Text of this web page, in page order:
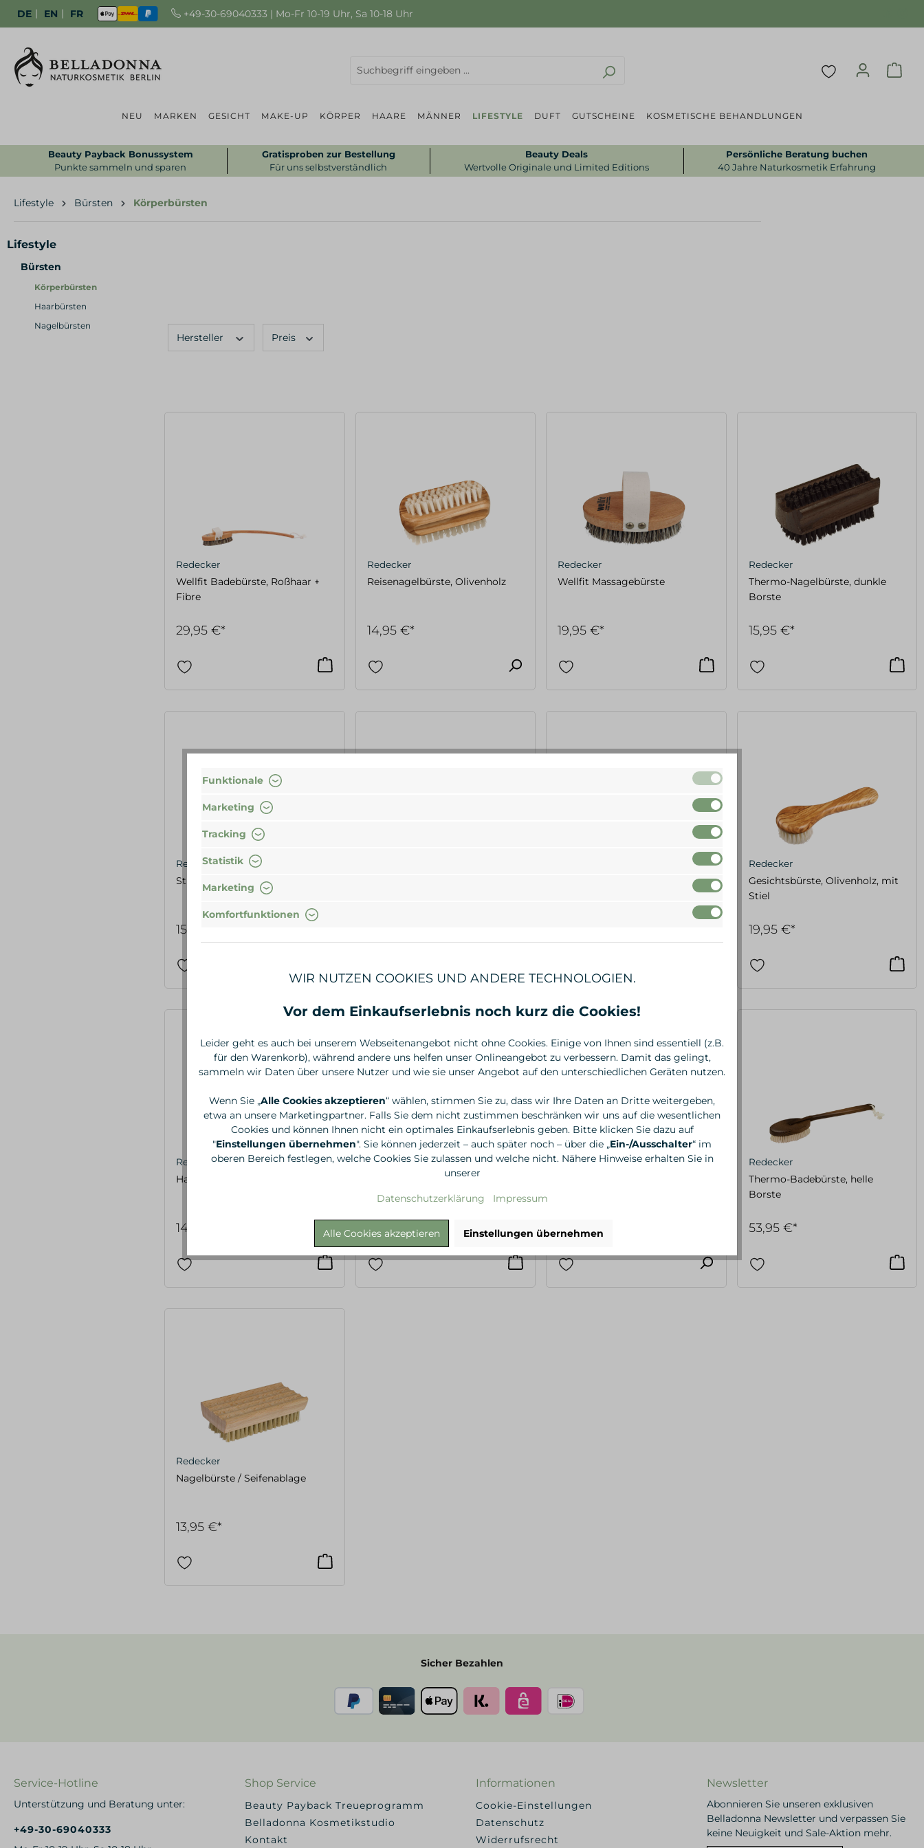
DE | EN | FR +49-30-69040333 | Mo-Fr 10-19 Uhr, Sa 10-18 Uhr
NEU MARKEN GESICHT MAKE-UP KÖRPER HAARE MÄNNER LIFESTYLE DUFT GUTSCHEINE KOSMETISCHE BEHANDLUNGEN
Beauty Payback Bonussystem
Punkte sammeln und sparen
Gratisproben zur Bestellung
Für uns selbstverständlich
Beauty Deals
Wertvolle Originale und Limited Editions
Persönliche Beratung buchen
40 Jahre Naturkosmetik Erfahrung
Lifestyle Bürsten Körperbürsten
Lifestyle
Bürsten
Körperbürsten
Haarbürsten
Nagelbürsten
Hersteller Preis
Redecker
Wellfit Badebürste, Roßhaar +
Fibre
29,95 €*
Redecker
Reisenagelbürste, Olivenholz
14,95 €*
Redecker
Wellfit Massagebürste
19,95 €*
Redecker
Thermo-Nagelbürste, dunkle
Borste
15,95 €*
Redecker
Stiel-Massagebürste, weich
15,95 €*
Redecker
Gesichtsbürste, Olivenholz, mit
Stiel
19,95 €*
Redecker
Handwerkernagelbürste
14,95 €*
Redecker
Badebürste, Olivenholz
64,95 €*
Redecker
12,95 €*
Redecker
Thermo-Badebürste, helle
Borste
53,95 €*
Redecker
Nagelbürste / Seifenablage
13,95 €*
Sicher Bezahlen
Service-Hotline
Unterstützung und Beratung unter:
+49-30-69040333
Shop Service
Beauty Payback Treueprogramm
Belladonna Kosmetikstudio
Kontakt
Informationen
Cookie-Einstellungen
Datenschutz
Widerrufsrecht
Newsletter
Abonnieren Sie unseren exklusiven
Belladonna Newsletter und verpassen Sie
keine Neuigkeit und Sale-Aktion mehr.
Funktionale
Marketing
Tracking
Statistik
Marketing
Komfortfunktionen
WIR NUTZEN COOKIES UND ANDERE TECHNOLOGIEN.
Vor dem Einkaufserlebnis noch kurz die Cookies!
Leider geht es auch bei unserem Webseitenangebot nicht ohne Cookies. Einige von Ihnen sind essentiell (z.B.
für den Warenkorb), während andere uns helfen unser Onlineangebot zu verbessern. Damit das gelingt,
sammeln wir Daten über unsere Nutzer und wie sie unser Angebot auf den unterschiedlichen Geräten nutzen.
Wenn Sie „Alle Cookies akzeptieren“ wählen, stimmen Sie zu, dass wir Ihre Daten an Dritte weitergeben,
etwa an unsere Marketingpartner. Falls Sie dem nicht zustimmen beschränken wir uns auf die wesentlichen
Cookies und können Ihnen nicht ein optimales Einkaufserlebnis geben. Bitte klicken Sie dazu auf
"Einstellungen übernehmen". Sie können jederzeit – auch später noch – über die „Ein-/Ausschalter“ im
oberen Bereich festlegen, welche Cookies Sie zulassen und welche nicht. Nähere Hinweise erhalten Sie in
unserer
Datenschutzerklärung Impressum
Alle Cookies akzeptieren Einstellungen übernehmen